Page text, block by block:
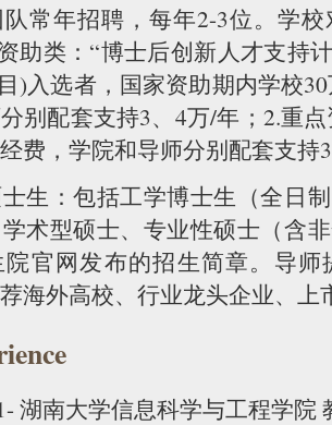
常年招聘，每年2-3位。学
助类：“博士后创新人才支持
)入选者，国家资助期内学校
别配套支持3、4万/年；2.重
费，学院和导师分别配套支持
生：包括工学博士生（全日
术型硕士、专业性硕士（含
官网发布的招生简章。导
海外高校、行业龙头企业、上
湖南大学信息科学与工程学院